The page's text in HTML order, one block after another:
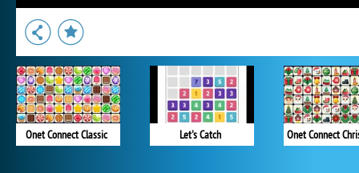
Onet Connect Classic Let's Catch Onet Connect